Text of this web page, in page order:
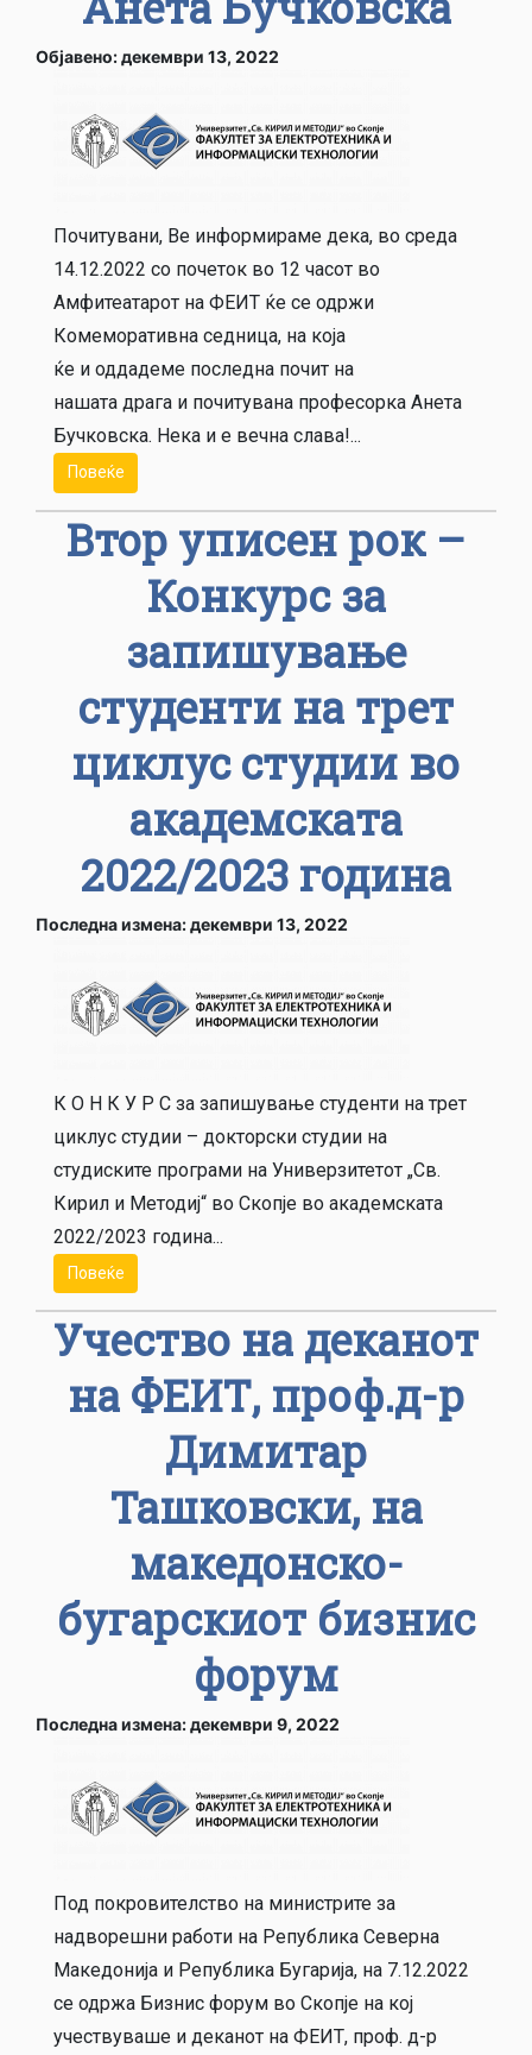
Објавено: декември 13, 2022
Почитувани, Ве информираме дека, во среда
14.12.2022 со почеток во 12 часот во
Амфитеатарот на ФЕИТ ќе се одржи
Комеморативна седница, на која
ќе и оддадеме последна почит на
нашата драга и почитувана професорка Анета
Бучковска. Нека и е вечна слава!...
Повеќе
Втор уписен рок –
Конкурс за
запишување
студенти на трет
циклус студии во
академската
2022/2023 година
Последна измена: декември 13, 2022
К О Н К У Р С за запишување студенти на трет
циклус студии – докторски студии на
студиските програми на Универзитетот „Св.
Кирил и Методиј“ во Скопје во академската
2022/2023 година...
Повеќе
Учество на деканот
на ФЕИТ, проф.д-р
Димитар
Ташковски, на
македонско-
бугарскиот бизнис
форум
Последна измена: декември 9, 2022
Под покровителство на министрите за
надворешни работи на Република Северна
Македонија и Република Бугарија, на 7.12.2022
се одржа Бизнис форум во Скопје на кој
учествуваше и деканот на ФЕИТ, проф. д-р